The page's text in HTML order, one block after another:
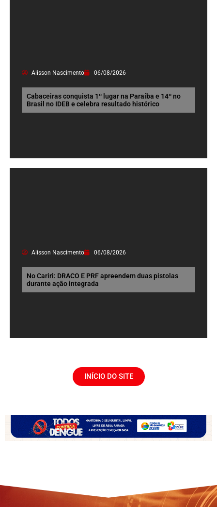
Alisson Nascimento 06/08/2026
Cabaceiras conquista 1º lugar na Paraíba e 14º no
Brasil no IDEB e celebra resultado histórico
Alisson Nascimento 06/08/2026
No Cariri: DRACO E PRF apreendem duas pistolas
durante ação integrada
INÍCIO DO SITE